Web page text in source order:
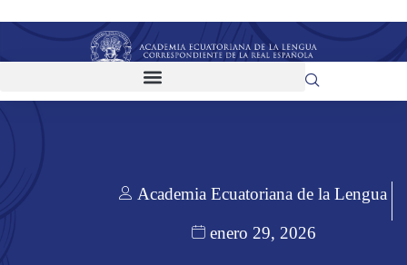
Academia Ecuatoriana de la Lengua
enero 29, 2026